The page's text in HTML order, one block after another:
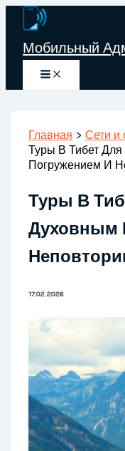
Перейти
содержимому
Мобильный
Главная
Сети и
Туры В Тибет
Погружением И
Туры В
Духовным
17.02.2026